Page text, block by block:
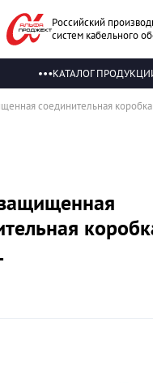
Российский
систем кабельного
КАТАЛОГ
соединительная